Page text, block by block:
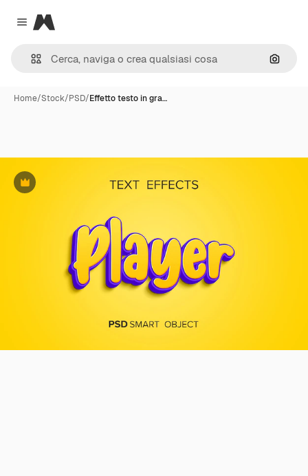
Close menu
Magnific
Cerca
Home/Stock/PSD/Effetto testo in gra…
Premium